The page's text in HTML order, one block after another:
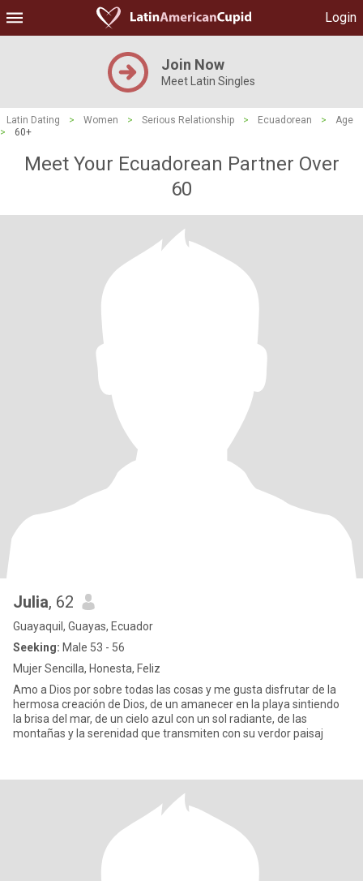
Login
Join Now
Meet Latin Singles
Latin Dating > Women > Serious Relationship > Ecuadorean >
Age
>
60+
Meet Your Ecuadorean Partner Over
60
Julia, 62
Guayaquil, Guayas, Ecuador
Seeking: Male 53 - 56
Mujer Sencilla, Honesta, Feliz
Amo a Dios por sobre todas las cosas y me gusta disfrutar de la
hermosa creación de Dios, de un amanecer en la playa sintiendo
la brisa del mar, de un cielo azul con un sol radiante, de las
montañas y la serenidad que transmiten con su verdor paisaj